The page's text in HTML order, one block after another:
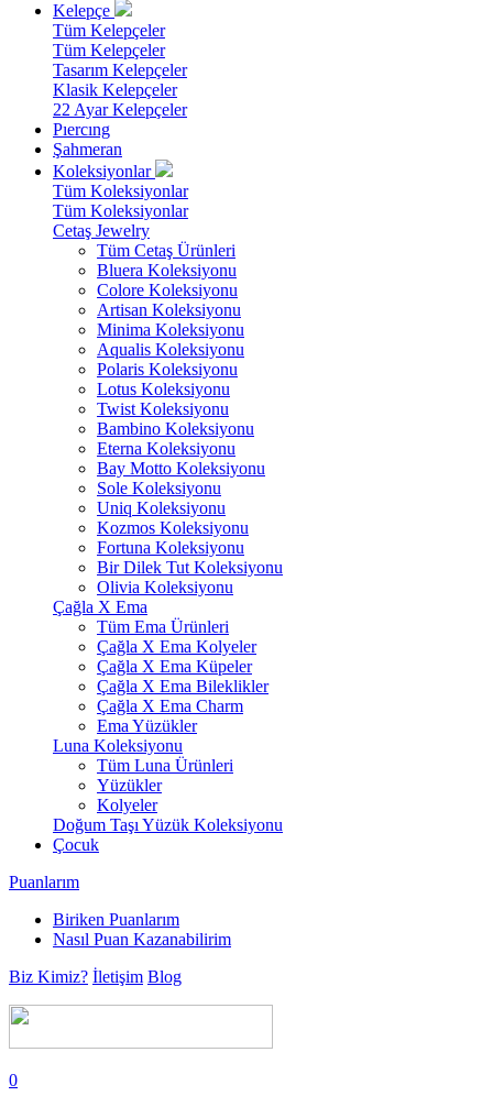
Kelepçe
Tüm Kelepçeler
Tüm Kelepçeler
Tasarım Kelepçeler
Klasik Kelepçeler
22 Ayar Kelepçeler
Pıercıng
Şahmeran
Koleksiyonlar
Tüm Koleksiyonlar
Tüm Koleksiyonlar
Cetaş Jewelry
Tüm Cetaş Ürünleri
Bluera Koleksiyonu
Colore Koleksiyonu
Artisan Koleksiyonu
Minima Koleksiyonu
Aqualis Koleksiyonu
Polaris Koleksiyonu
Lotus Koleksiyonu
Twist Koleksiyonu
Bambino Koleksiyonu
Eterna Koleksiyonu
Bay Motto Koleksiyonu
Sole Koleksiyonu
Uniq Koleksiyonu
Kozmos Koleksiyonu
Fortuna Koleksiyonu
Bir Dilek Tut Koleksiyonu
Olivia Koleksiyonu
Çağla X Ema
Tüm Ema Ürünleri
Çağla X Ema Kolyeler
Çağla X Ema Küpeler
Çağla X Ema Bileklikler
Çağla X Ema Charm
Ema Yüzükler
Luna Koleksiyonu
Tüm Luna Ürünleri
Yüzükler
Kolyeler
Doğum Taşı Yüzük Koleksiyonu
Çocuk
Puanlarım
Biriken Puanlarım
Nasıl Puan Kazanabilirim
Biz Kimiz? İletişim Blog
0